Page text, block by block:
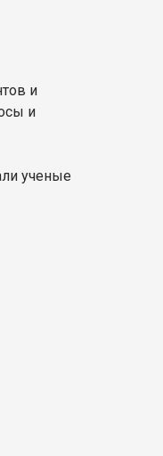
и
и
ученые